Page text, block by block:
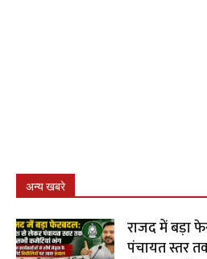
अन्य खबरे
राजद में बड़ा
पंचायत स्तर